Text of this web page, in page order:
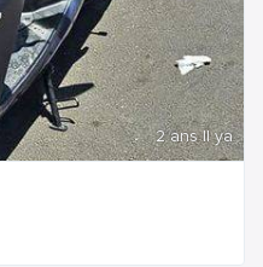
2 ans Il ya